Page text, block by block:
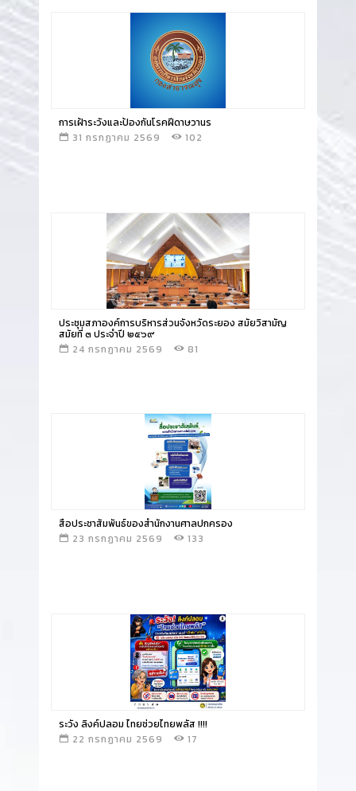
อ่านข่าว
การเฝ้าระวังและป้องกันโรคฝีดาษวานร
31 กรกฏาคม 2569
102
อ่านข่าว
ประชุมสภาองค์การบริหารส่วนจังหวัดระยอง สมัยวิสามัญ
สมัยที่ ๓ ประจำปี ๒๕๖๙
24 กรกฏาคม 2569
81
อ่านข่าว
สื่อประชาสัมพันธ์ของสำนักงานศาลปกครอง
23 กรกฏาคม 2569
133
อ่านข่าว
ระวัง ลิงค์ปลอม ไทยช่วยไทยพลัส !!!!
22 กรกฏาคม 2569
17